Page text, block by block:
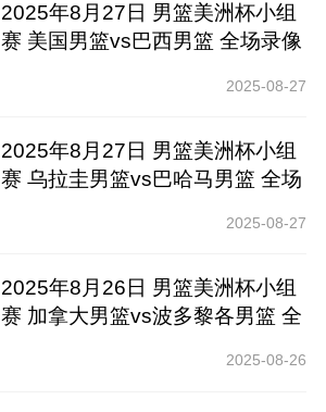
2025年8月27日 男篮美洲杯小组
赛 美国男篮vs巴西男篮 全场录像
2025-08-27
2025年8月27日 男篮美洲杯小组
赛 乌拉圭男篮vs巴哈马男篮 全场
2025-08-27
2025年8月26日 男篮美洲杯小组
赛 加拿大男篮vs波多黎各男篮 全
2025-08-26